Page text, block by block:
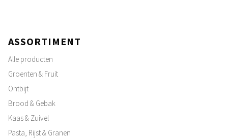
ASSORTIMENT
Alle producten
Groenten & Fruit
Ontbijt
Brood & Gebak
Kaas & Zuivel
Pasta, Rijst & Granen